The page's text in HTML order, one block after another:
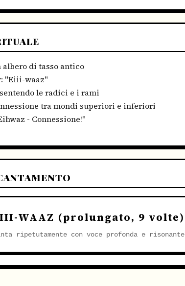
di tasso antico
"Eiii-waaz"
le radici e i rami
tra mondi superiori e inferiori
- Connessione!"
WAAZ (prolungato, 9 volte)
ripetutamente con voce profonda e risonante